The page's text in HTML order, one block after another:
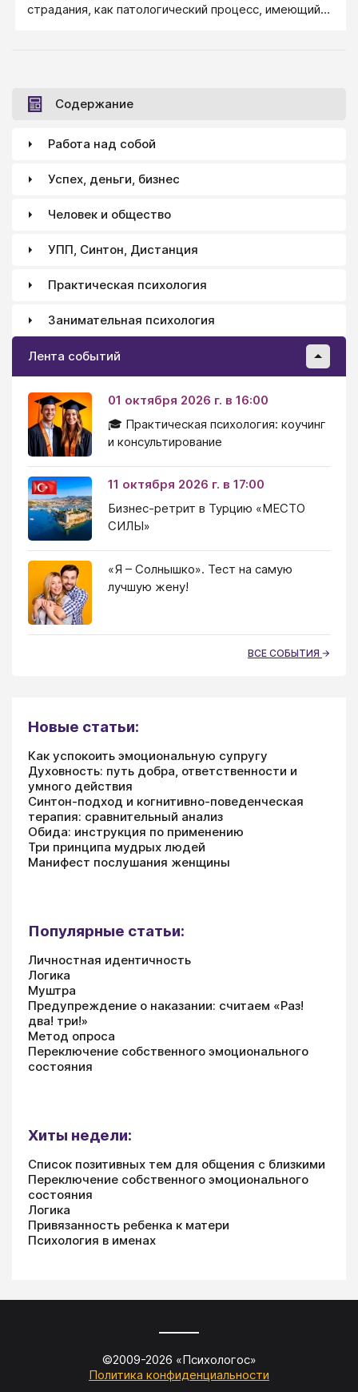
страдания, как патологический процесс, имеющий
сильные субъективные страдания, не имея при этом
никаких внешних объективных признаков
неадекватном поведении чувствовать себя
считают его психически больным.
Содержание
Работа над собой
Успех, деньги, бизнес
Человек и общество
УПП, Синтон, Дистанция
Практическая психология
Занимательная психология
Лента событий
01 октября 2026 г. в 16:00
🎓 Практическая психология: коучинг
и консультирование
11 октября 2026 г. в 17:00
Бизнес-ретрит в Турцию «МЕСТО
СИЛЫ»
«Я – Солнышко». Тест на самую
лучшую жену!
ВСЕ СОБЫТИЯ
Новые статьи:
Как успокоить эмоциональную супругу
Духовность: путь добра, ответственности и
умного действия
Синтон-подход и когнитивно-поведенческая
терапия: сравнительный анализ
Обида: инструкция по применению
Три принципа мудрых людей
Манифест послушания женщины
Популярные статьи:
Личностная идентичность
Логика
Муштра
Предупреждение о наказании: считаем «Раз!
два! три!»
Метод опроса
Переключение собственного эмоционального
состояния
Хиты недели:
Список позитивных тем для общения с близкими
Переключение собственного эмоционального
состояния
Логика
Привязанность ребенка к матери
Психология в именах
©2009-2026 «Психологос»
Политика конфиденциальности